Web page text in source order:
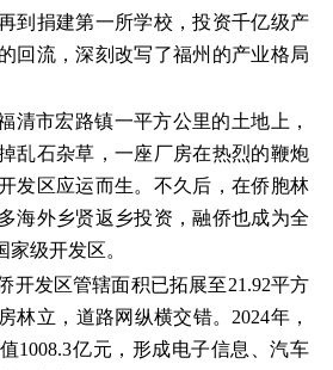
到捐建第一所学校，投资千亿级产
回流，深刻改写了福州的产业格局
清市宏路镇一平方公里的土地上，
乱石杂草，一座厂房在热烈的鞭炮
发区应运而生。不久后，在侨胞林
海外乡贤返乡投资，融侨也成为全
家级开发区。
开发区管辖面积已拓展至21.92平方
林立，道路网纵横交错。2024年，
1008.3亿元，形成电子信息、汽车